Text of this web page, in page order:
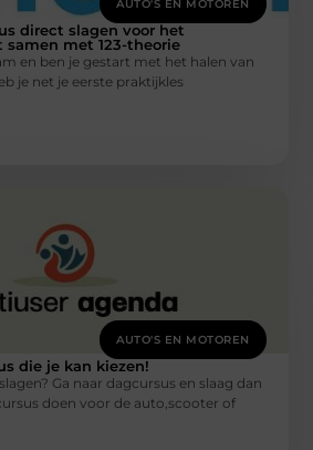
AUTO'S EN MOTOREN
direct slagen voor het
met 123-theorie
en ben je gestart met het halen van
je net je eerste praktijkles
AUTO'S EN MOTOREN
die je kan kiezen!
Ga naar dagcursus en slaag dan
doen voor de auto,scooter of